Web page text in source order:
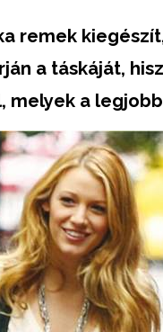
remek
a táskáját,
melyek a